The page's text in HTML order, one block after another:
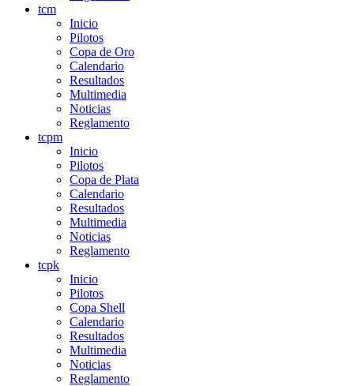
tcm
Inicio
Pilotos
Copa de Oro
Calendario
Resultados
Multimedia
Noticias
Reglamento
tcpm
Inicio
Pilotos
Copa de Plata
Calendario
Resultados
Multimedia
Noticias
Reglamento
tcpk
Inicio
Pilotos
Copa Shell
Calendario
Resultados
Multimedia
Noticias
Reglamento